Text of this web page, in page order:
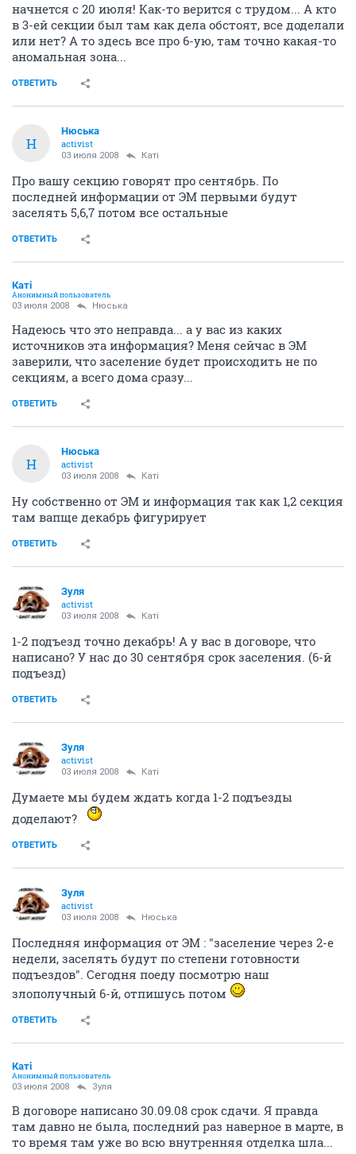
начнется с 20 июля! Как-то верится с трудом... А кто
в 3-ей секции был там как дела обстоят, все доделали
или нет? А то здесь все про 6-ую, там точно какая-то
аномальная зона...
ОТВЕТИТЬ
Н
Нюська
activist
03 июля 2008 Катi
Про вашу секцию говорят про сентябрь. По
последней информации от ЭМ первыми будут
заселять 5,6,7 потом все остальные
ОТВЕТИТЬ
Катi
Анонимный пользователь
03 июля 2008 Нюська
Надеюсь что это неправда... а у вас из каких
источников эта информация? Меня сейчас в ЭМ
заверили, что заселение будет происходить не по
секциям, а всего дома сразу...
ОТВЕТИТЬ
Н
Нюська
activist
03 июля 2008 Катi
Ну собственно от ЭМ и информация так как 1,2 секция
там вапще декабрь фигурирует
ОТВЕТИТЬ
Зуля
activist
03 июля 2008 Катi
1-2 подъезд точно декабрь! А у вас в договоре, что
написано? У нас до 30 сентября срок заселения. (6-й
подъезд)
ОТВЕТИТЬ
Зуля
activist
03 июля 2008 Катi
Думаете мы будем ждать когда 1-2 подъезды
доделают?
ОТВЕТИТЬ
Зуля
activist
03 июля 2008 Нюська
Последняя информация от ЭМ : "заселение через 2-е
недели, заселять будут по степени готовности
подъездов". Сегодня поеду посмотрю наш
злополучный 6-й, отпишусь потом
ОТВЕТИТЬ
Катi
Анонимный пользователь
03 июля 2008 Зуля
В договоре написано 30.09.08 срок сдачи. Я правда
там давно не была, последний раз наверное в марте, в
то время там уже во всю внутренняя отделка шла...